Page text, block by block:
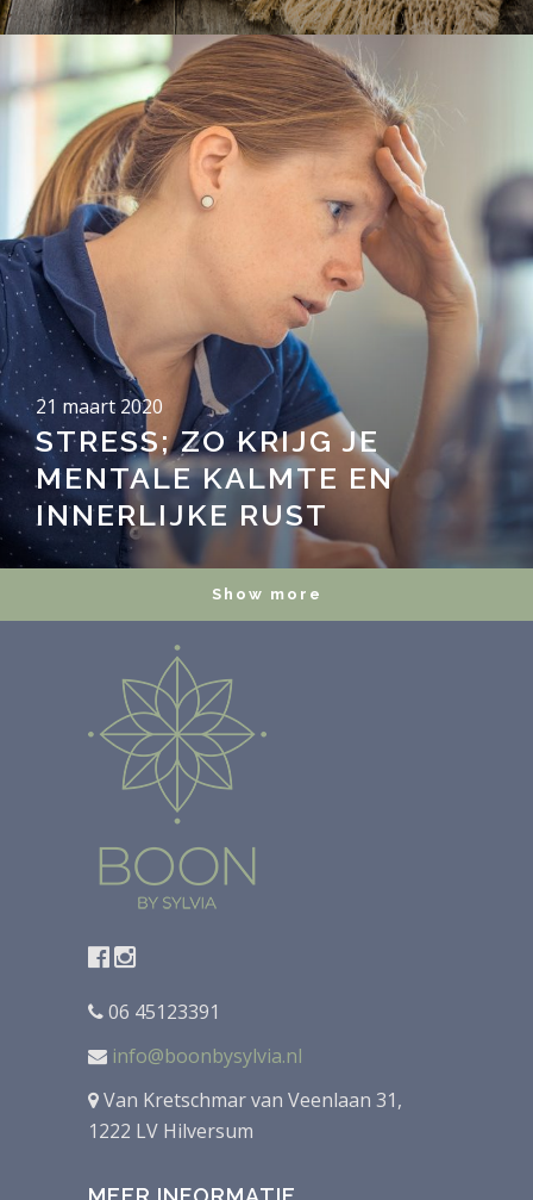
21 maart 2020
STRESS; ZO KRIJG JE
MENTALE KALMTE EN
INNERLIJKE RUST
Show more
06 45123391
info@boonbysylvia.nl
Van Kretschmar van Veenlaan 31,
1222 LV Hilversum